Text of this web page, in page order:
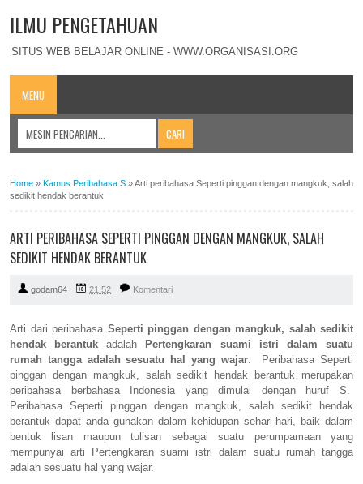
ILMU PENGETAHUAN
SITUS WEB BELAJAR ONLINE - WWW.ORGANISASI.ORG
MENU
Home » Kamus Peribahasa S »Arti peribahasa Seperti pinggan dengan mangkuk, salah
sedikit hendak berantuk
ARTI PERIBAHASA SEPERTI PINGGAN DENGAN MANGKUK, SALAH
SEDIKIT HENDAK BERANTUK
godam64 21:52 Komentari
Arti dari peribahasa Seperti pinggan dengan mangkuk, salah sedikit
hendak berantuk adalah
Pertengkaran suami istri dalam suatu
rumah tangga adalah sesuatu hal yang wajar. Peribahasa Seperti
pinggan dengan mangkuk, salah sedikit hendak berantuk merupakan
peribahasa berbahasa Indonesia yang dimulai dengan huruf S.
Peribahasa Seperti pinggan dengan mangkuk, salah sedikit hendak
berantuk dapat anda gunakan dalam kehidupan sehari-hari, baik dalam
bentuk lisan maupun tulisan sebagai suatu perumpamaan yang
mempunyai arti Pertengkaran suami istri dalam suatu rumah tangga
adalah sesuatu hal yang wajar.